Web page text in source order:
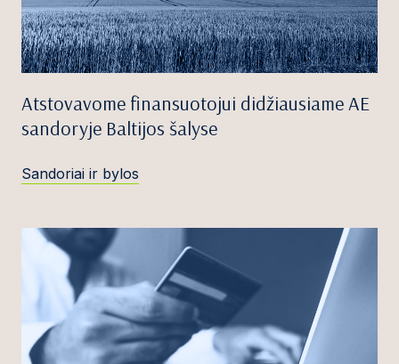
Atstovavome finansuotojui didžiausiame AE
sandoryje Baltijos šalyse
Sandoriai ir bylos